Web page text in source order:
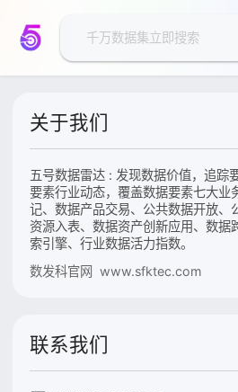
关于我们
五号数据雷达 : 发现数据价值，追踪
要素行业动态，覆盖数据要素七大业
记、数据产品交易、公共数据开放、
资源入表、数据资产创新应用、数据
索引擎、行业数据活力指数。
数发科官网 www.sfktec.com
联系我们